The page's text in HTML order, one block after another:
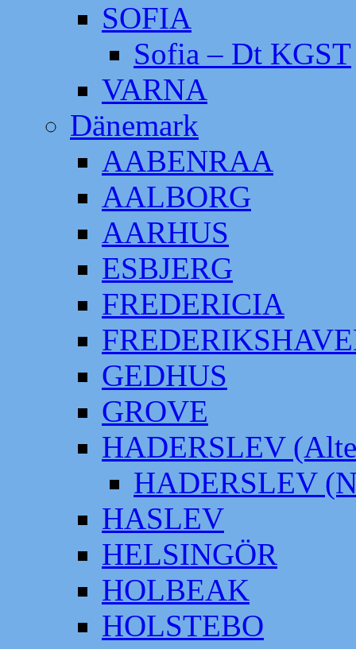
SOFIA
Sofia – Dt KGST
VARNA
Dänemark
AABENRAA
AALBORG
AARHUS
ESBJERG
FREDERICIA
GEDHUS
GROVE
HADERSLEV
HADERSLEV
HASLEV
HELSINGÖR
HOLBEAK
HOLSTEBO